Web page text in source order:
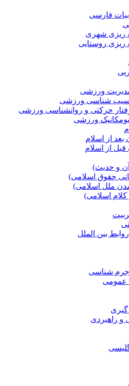
فارسی
ریزی شهری
ریزی روستایی
ورزشی
شناسی ورزشی
حرکتی و روانشناسی ورزشی
ورزشی
بعد از اسلام
قبل از اسلام
و حدیث)
حقوق اسلامی)
ملل اسلامی)
کلام اسلامی)
بین الملل
شناسی
عمومی
و راهبردی